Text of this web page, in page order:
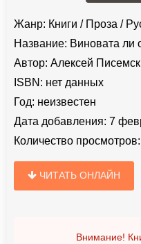
Жанр: Книги / Проза /
Название: Виновата ли
Автор: Алексей
ISBN: нет данных
Год: неизвестен
Дата добавления: 7
Количество просмотров:
ЧИТАТЬ ОНЛАЙН
Внимание!